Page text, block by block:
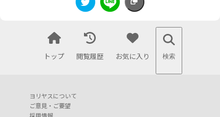
トップ 閲覧履歴 お気に入り 検索
ヨリヤスについて
ご意見・ご要望